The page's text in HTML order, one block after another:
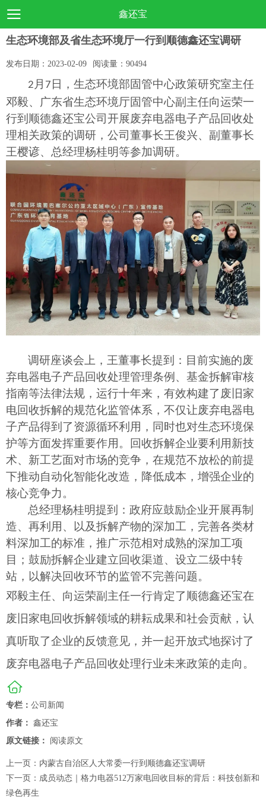
鑫还宝
生态环境部及省生态环境厅一行到顺德鑫还宝调研
发布日期： 2023-02-09 阅读量： 90494
2 月 7 日，生态环境部固管中心政策研究室主任
邓毅、广东省生态环境厅固管中心副 主任向运荣一
行到 顺德鑫还宝公司开展废弃电器电子产品回收处
理相关政策的调研，公司董事长王俊兴、副董事长
王樱谚、总经理杨桂明等参加调研。
调研座谈会上，王董事长提到：目前实施的废
弃电器电子产品回收处理管理条例、基金拆解审核
指南等法律法规，运行十年来，有效构建了废旧家
电回收拆解的规范化监管体系，不仅让废弃电器电
子产品得到了资源循环利用，同时也对生态环境保
护等方面发挥重要作用。
回收拆解企业要利用新技
术、 新工艺面对市场的竞争，在规范不放松的前提
下推动自动化智能化改造，降低成本，增强企业的
核心竞争力。
总经理杨桂明提到： 政府应鼓励企业开展再制
造、再利用 、以及拆解产物的深加工， 完善各类材
料深加工的标准，推广示范相对成熟的深加工项
目
； 鼓励拆解企业建立回收渠道、设立二级中转
站，以解决回收环节的监管不完善问题。
邓毅主任、向运荣副 主任一行肯定了顺德鑫还宝在
废旧家电回收拆解领域的耕耘成果和社会贡献， 认
真听取了企业的反馈意见，并一起开放式地探讨了
废弃电器电子产品回收处理行业未来政策的走向。
专栏： 公司新闻
作者： 鑫还宝
原文链接：
阅读原文
上一页： 内蒙古自治区人大常委一行到顺德鑫还宝调研
下一页： 成员动态｜格力电器512万家电回收目标的背后：科技创新和
绿色再生